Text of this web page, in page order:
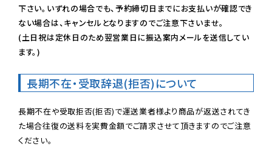
下さい。いずれの場合でも、予約締切日までにお支払いが確認でき
ない場合は、キャンセルとなりますのでご注意下さいませ。
(土日祝は定休日のため翌営業日に振込案内メールを送信してい
ます。)
長期不在・受取辞退(拒否)について
長期不在や受取拒否(拒否)で運送業者様より商品が返送されてき
た場合往復の送料を実費金額でご請求させて頂きますのでご注意
ください。